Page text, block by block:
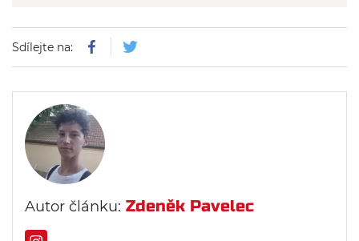
Sdílejte na:
Autor článku: Zdeněk Pavelec